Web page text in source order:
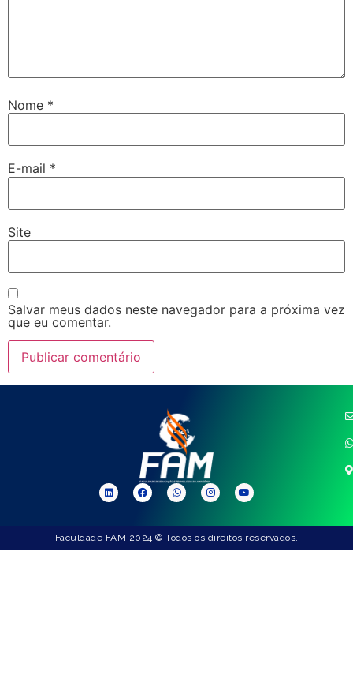
Nome *
E-mail *
Site
Salvar meus dados neste navegador para a próxima vez
que eu comentar.
Faculdade FAM 2024 © Todos os direitos reservados.